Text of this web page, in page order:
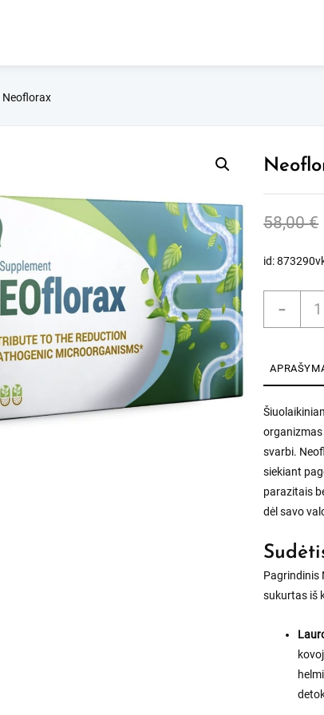
58,00€
id:
-
kiekis:
svarbi.
siekiant
parazitais
dėl savo
Pagrindinis
sukurtas iš